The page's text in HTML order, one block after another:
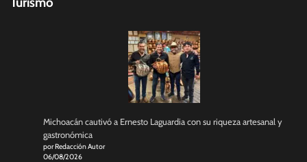
Michoacán cautivó a Ernesto Laguardia con su riqueza artesanal y
gastronómica
por Redacción Autor
06/08/2026